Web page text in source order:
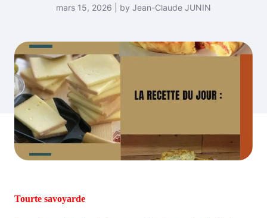
mars 15, 2026 | by Jean-Claude JUNIN
Tourte savoyarde